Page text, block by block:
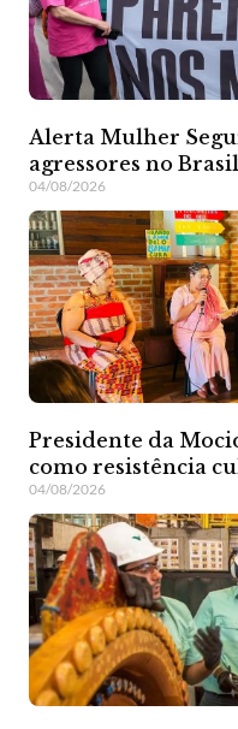
Alerta Mulher
agressores no Brasil
04/08/2026
Presidente da
como resistência
04/08/2026